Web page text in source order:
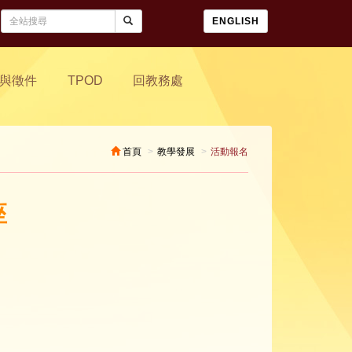
ENGLISH
徵件 TPOD 回教務處
首頁 教學發展 活動報名